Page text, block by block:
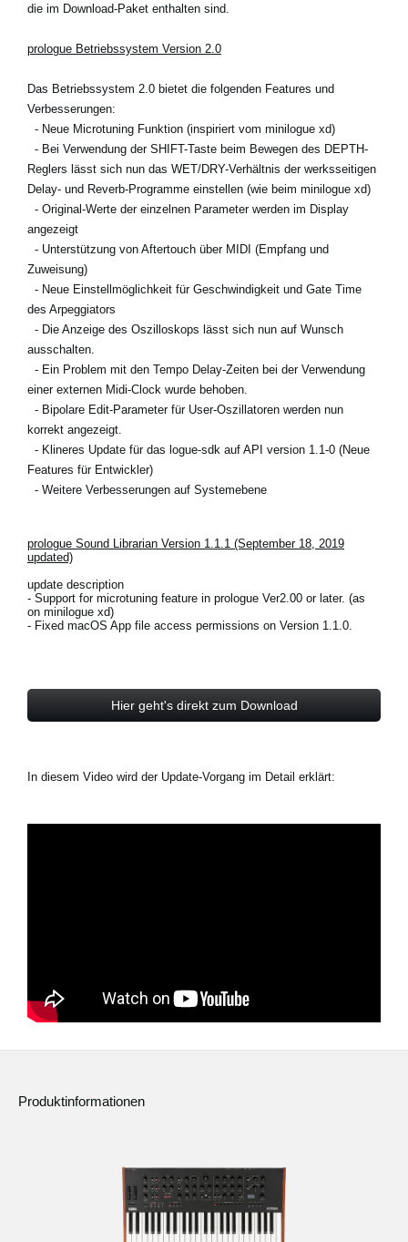
die im Download-Paket enthalten sind.
prologue Betriebssystem Version 2.0
Das Betriebssystem 2.0 bietet die folgenden Features und
Verbesserungen:
- Neue Microtuning Funktion (inspiriert vom minilogue xd)
- Bei Verwendung der SHIFT-Taste beim Bewegen des DEPTH-
Reglers lässt sich nun das WET/DRY-Verhältnis der werksseitigen
Delay- und Reverb-Programme einstellen (wie beim minilogue xd)
- Original-Werte der einzelnen Parameter werden im Display
angezeigt
- Unterstützung von Aftertouch über MIDI (Empfang und
Zuweisung)
- Neue Einstellmöglichkeit für Geschwindigkeit und Gate Time
des Arpeggiators
- Die Anzeige des Oszilloskops lässt sich nun auf Wunsch
ausschalten.
- Ein Problem mit den Tempo Delay-Zeiten bei der Verwendung
einer externen Midi-Clock wurde behoben.
- Bipolare Edit-Parameter für User-Oszillatoren werden nun
korrekt angezeigt.
- Klineres Update für das logue-sdk auf API version 1.1-0 (Neue
Features für Entwickler)
- Weitere Verbesserungen auf Systemebene
prologue Sound Librarian Version 1.1.1 (September 18, 2019
updated)
update description
- Support for microtuning feature in prologue Ver2.00 or later. (as
on minilogue xd)
- Fixed macOS App file access permissions on Version 1.1.0.
Hier geht's direkt zum Download
In diesem Video wird der Update-Vorgang im Detail erklärt:
Produktinformationen